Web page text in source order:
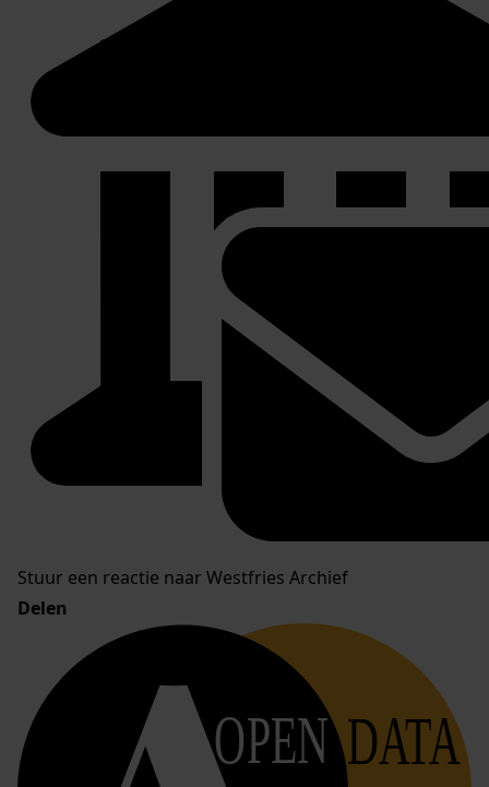
Stuur een reactie naar Westfries Archief
Delen
OPEN DATA